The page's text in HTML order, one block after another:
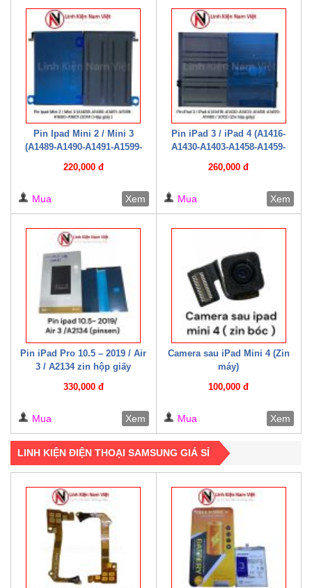
Pin Ipad Mini 2 / Mini 3
(A1489-A1490-A1491-A1599-
)
220,000 đ
Mua Xem
Pin iPad 3 / iPad 4 (A1416-
A1430-A1403-A1458-A1459-
260,000 đ
Mua Xem
Pin iPad Pro 10.5 – 2019 / Air
3 / A2134 zin hộp giấy
330,000 đ
Mua Xem
Camera sau iPad Mini 4 (Zin
máy)
100,000 đ
Mua Xem
LINH KIỆN ĐIỆN THOẠI SAMSUNG GIÁ SỈ